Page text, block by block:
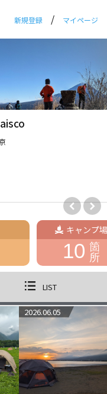
新規登録 / マイページ
キャンプ場
10 箇
所
LIST
2026.06.05